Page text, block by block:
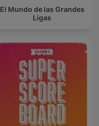
El Mundo de las Grandes
Ligas